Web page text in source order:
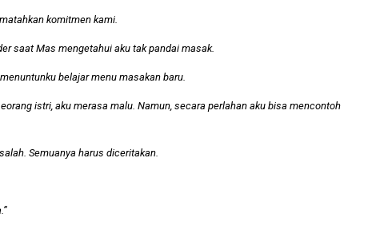
komitmen kami.
saat Mas mengetahui aku tak pandai masak.
belajar menu masakan baru.
istri, aku merasa malu. Namun, secara perlahan aku bisa mencontoh
Semuanya harus diceritakan.